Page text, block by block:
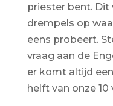
priester bent. Dit
drempels op
eens probeert.
vraag aan de
er komt altijd
helft van onze 10